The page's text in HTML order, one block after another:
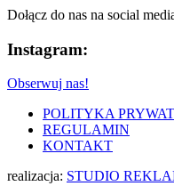
Dołącz do nas na social
Instagram:
Obserwuj nas!
POLITYKA
REGULAMIN
KONTAKT
realizacja: STUDIO